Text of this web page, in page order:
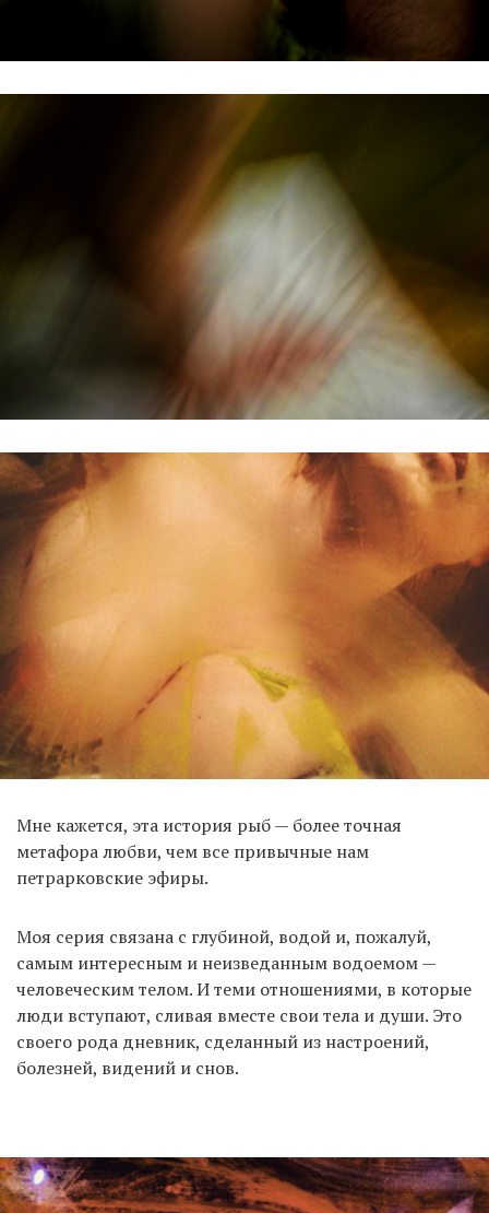
Мне кажется, эта история рыб — более точная
метафора любви, чем все привычные нам
петрарковские эфиры.
Моя серия связана с глубиной, водой и, пожалуй,
самым интересным и неизведанным водоемом —
человеческим телом. И теми отношениями, в которые
люди вступают, сливая вместе свои тела и души. Это
своего рода дневник, сделанный из настроений,
болезней, видений и снов.